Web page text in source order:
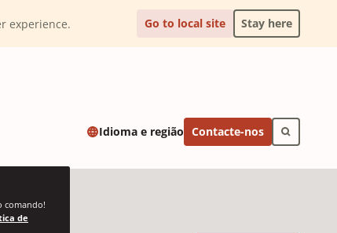
experience. Go to local site Stay here
Idioma e região Contacte-nos
comando!
de